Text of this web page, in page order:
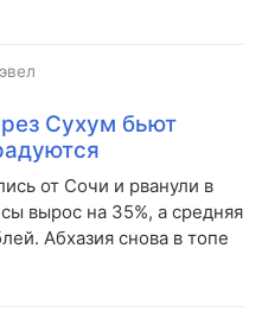
Сухум бьют
от Сочи и рванули в
вырос на 35%, а средняя
Абхазия снова в топе